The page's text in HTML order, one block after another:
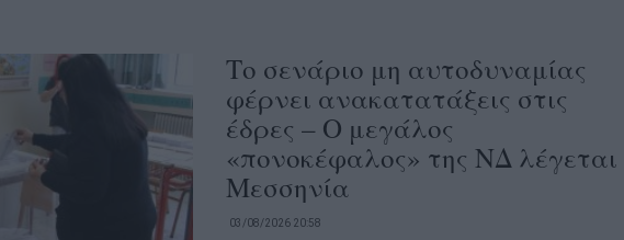
Το σενάριο μη αυτοδυναμίας
φέρνει ανακατατάξεις στις
έδρες – Ο μεγάλος
«πονοκέφαλος» της ΝΔ λέγεται
Μεσσηνία
03/08/2026 20:58